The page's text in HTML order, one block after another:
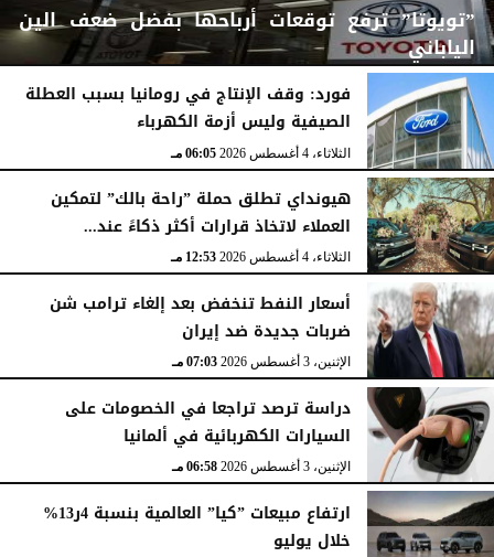
”تويوتا” ترفع توقعات أرباحها بفضل ضعف الين
الياباني
الثلاثاء، 4 أغسطس 2026 06:06 مـ
فورد: وقف الإنتاج في رومانيا بسبب العطلة
الصيفية وليس أزمة الكهرباء
الثلاثاء، 4 أغسطس 2026 06:05 مـ
هيونداي تطلق حملة ”راحة بالك” لتمكين
العملاء لاتخاذ قرارات أكثر ذكاءً عند...
الثلاثاء، 4 أغسطس 2026 12:53 مـ
أسعار النفط تنخفض بعد إلغاء ترامب شن
ضربات جديدة ضد إيران
الإثنين، 3 أغسطس 2026 07:03 مـ
دراسة ترصد تراجعا في الخصومات على
السيارات الكهربائية في ألمانيا
الإثنين، 3 أغسطس 2026 06:58 مـ
ارتفاع مبيعات ”كيا” العالمية بنسبة 4ر13%
خلال يوليو